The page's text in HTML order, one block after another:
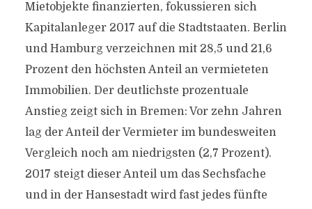
Mietobjekte finanzierten, fokussieren sich
Kapitalanleger 2017 auf die Stadtstaaten. Berlin
und Hamburg verzeichnen mit 28,5 und 21,6
Prozent den höchsten Anteil an vermieteten
Immobilien. Der deutlichste prozentuale
Anstieg zeigt sich in Bremen: Vor zehn Jahren
lag der Anteil der Vermieter im bundesweiten
Vergleich noch am niedrigsten (2,7 Prozent).
2017 steigt dieser Anteil um das Sechsfache
und in der Hansestadt wird fast jedes fünfte